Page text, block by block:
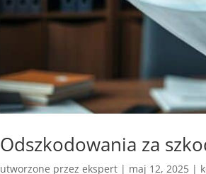
Odszkodowania za
utworzone przezekspert | maj 12, 2025 |